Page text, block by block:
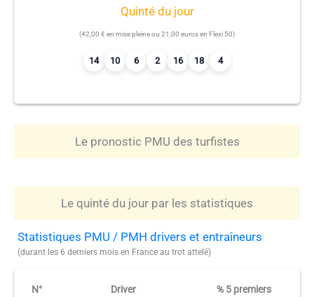
Quinté du jour
(42,00 € en mise pleine ou 21,00 euros en Flexi 50)
14 10 6 2 16 18 4
Le pronostic PMU des turfistes
Le quinté du jour par les statistiques
Statistiques PMU / PMH drivers et entraîneurs
(durant les 6 derniers mois en France au trot attelé)
N° Driver % 5 premiers